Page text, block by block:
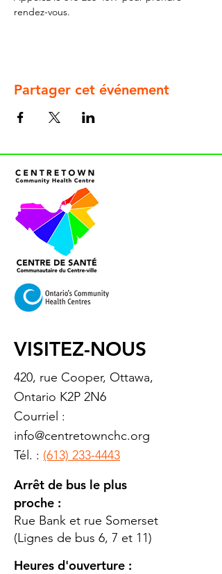
rendez-vous.
Partager cet événement
VISITEZ-NOUS
420, rue Cooper, Ottawa,
Ontario K2P 2N6
Courriel :
info@centretownchc.org
Tél. : (613) 233-4443
Arrêt de bus le plus
proche :
Rue Bank et rue Somerset
(Lignes de bus 6, 7 et 11)
Heures d'ouverture :